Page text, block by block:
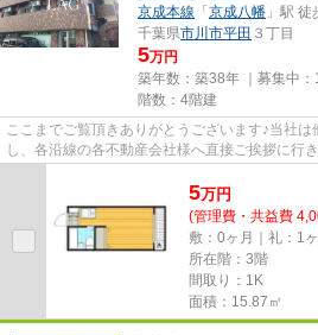
京成本線 「 京成八幡 」駅
千葉県市川市平田 ３丁目
5万円
築年数：築38年 ｜募集中：
階数：4階建
ここまでご覧頂きありがとうございます♪当社
し、各沿線の各不動産会社様へ直接ご挨拶に行
5万円
(管理費・共益費
敷：0ヶ月｜礼：1
所在階：3階
間取り：1K
面積：15.87㎡